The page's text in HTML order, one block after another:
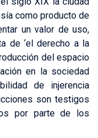
como producto de
un valor de uso,
de ‘el derecho a la
del espacio
en la sociedad
de injerencia
son testigos
por parte de los